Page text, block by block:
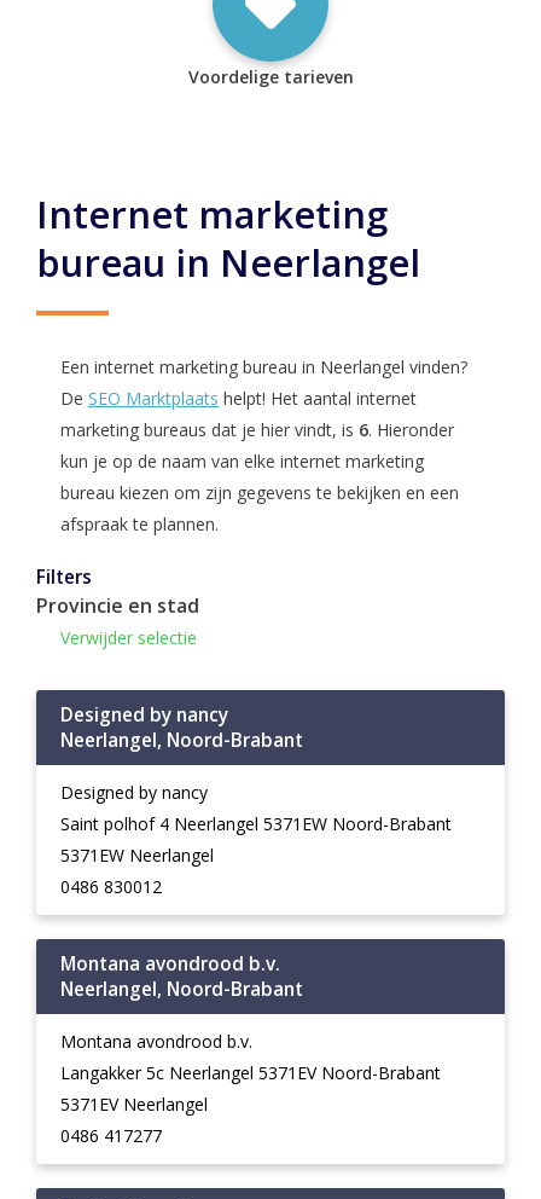
Voordelige tarieven
Internet marketing
bureau in Neerlangel
Een internet marketing bureau in Neerlangel vinden?
De SEO Marktplaats helpt! Het aantal internet
marketing bureaus dat je hier vindt, is 6. Hieronder
kun je op de naam van elke internet marketing
bureau kiezen om zijn gegevens te bekijken en een
afspraak te plannen.
Filters
Provincie en stad
Verwijder selectie
Designed by nancy
Neerlangel, Noord-Brabant
Designed by nancy
Saint polhof 4 Neerlangel 5371EW Noord-Brabant
5371EW Neerlangel
0486 830012
Montana avondrood b.v.
Neerlangel, Noord-Brabant
Montana avondrood b.v.
Langakker 5c Neerlangel 5371EV Noord-Brabant
5371EV Neerlangel
0486 417277